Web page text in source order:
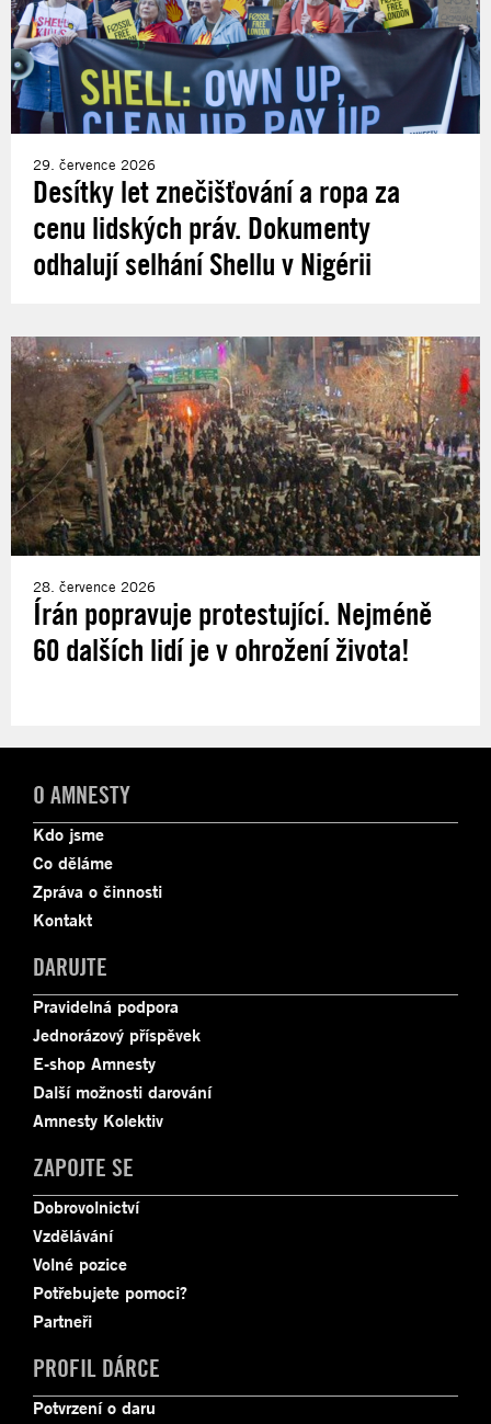
29. července 2026
Desítky let znečišťování a ropa za
cenu lidských práv. Dokumenty
odhalují selhání Shellu v Nigérii
28. července 2026
Írán popravuje protestující. Nejméně
60 dalších lidí je v ohrožení života!
O AMNESTY
Kdo jsme
Co děláme
Zpráva o činnosti
Kontakt
DARUJTE
Pravidelná podpora
Jednorázový příspěvek
E-shop Amnesty
Další možnosti darování
Amnesty Kolektiv
ZAPOJTE SE
Dobrovolnictví
Vzdělávání
Volné pozice
Potřebujete pomoci?
Partneři
PROFIL DÁRCE
Potvrzení o daru